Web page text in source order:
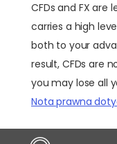
CFDs and FX are
carries a high
both to your
result, CFDs are
you may lose all
Nota prawna